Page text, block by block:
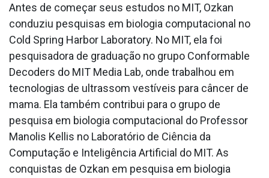
Antes de começar seus estudos no MIT, Ozkan
conduziu pesquisas em biologia computacional no
Cold Spring Harbor Laboratory. No MIT, ela foi
pesquisadora de graduação no grupo Conformable
Decoders do MIT Media Lab, onde trabalhou em
tecnologias de ultrassom vestíveis para câncer de
mama. Ela também contribui para o grupo de
pesquisa em biologia computacional do Professor
Manolis Kellis no Laboratório de Ciência da
Computação e Inteligência Artificial do MIT. As
conquistas de Ozkan em pesquisa em biologia